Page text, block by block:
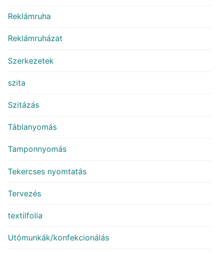
Reklámruha
Reklámruházat
Szerkezetek
szita
Szitázás
Táblanyomás
Tamponnyomás
Tekercses nyomtatás
Tervezés
textilfolia
Utómunkák/konfekcionálás